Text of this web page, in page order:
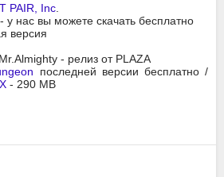
PAIR, Inc
у нас вы можете скачать бесплатно
версия
- релиз от PLAZA
последней версии бесплатно /
- 290 MB